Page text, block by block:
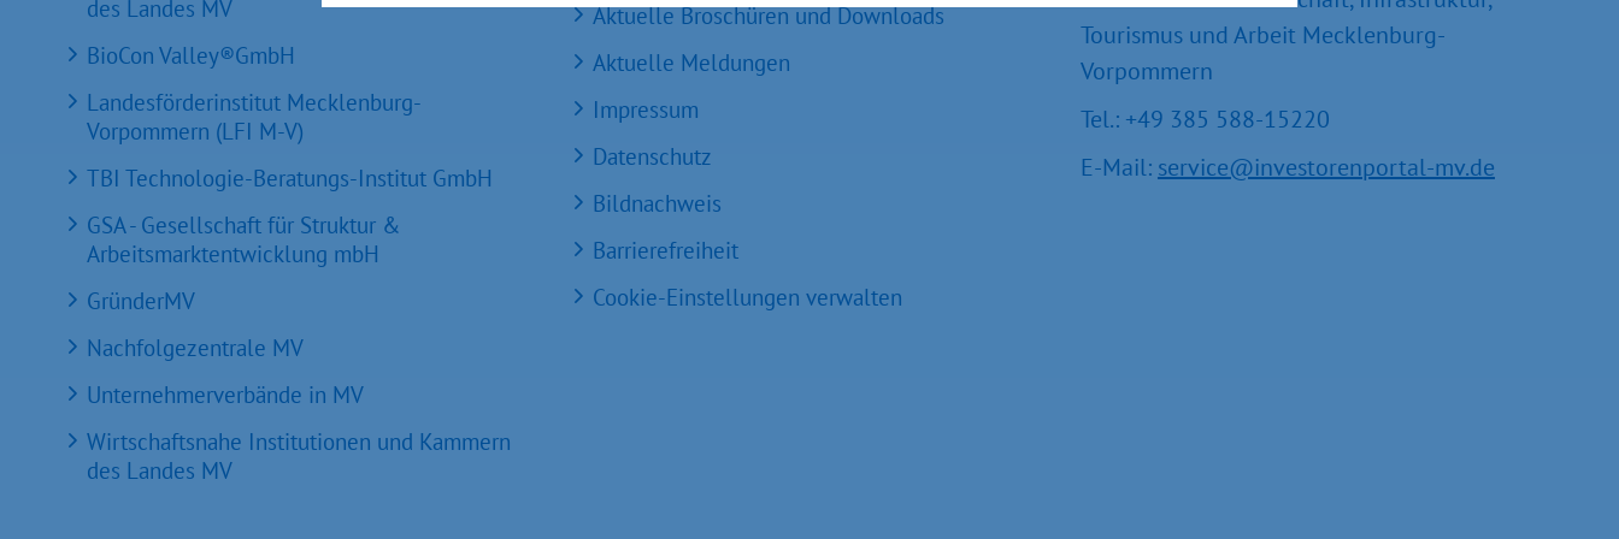
des Landes MV
BioCon Valley®GmbH
Landesförderinstitut Mecklenburg-
Vorpommern (LFI M-V)
TBI Technologie-Beratungs-Institut GmbH
GSA - Gesellschaft für Struktur &
Arbeitsmarktentwicklung mbH
GründerMV
Nachfolgezentrale MV
Unternehmerverbände in MV
Wirtschaftsnahe Institutionen und Kammern
des Landes MV
Aktuelle Broschüren und Downloads
Aktuelle Meldungen
Impressum
Datenschutz
Bildnachweis
Barrierefreiheit
Cookie-Einstellungen verwalten
Tourismus und Arbeit Mecklenburg-
Vorpommern
Tel.: +49 385 588-15220
E-Mail: service@investorenportal-mv.de